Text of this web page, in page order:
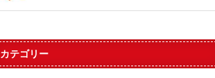
カテゴリー